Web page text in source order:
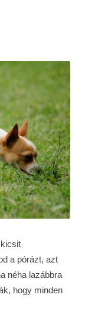
a pórázt, azt
néha lazábbra
hogy minden